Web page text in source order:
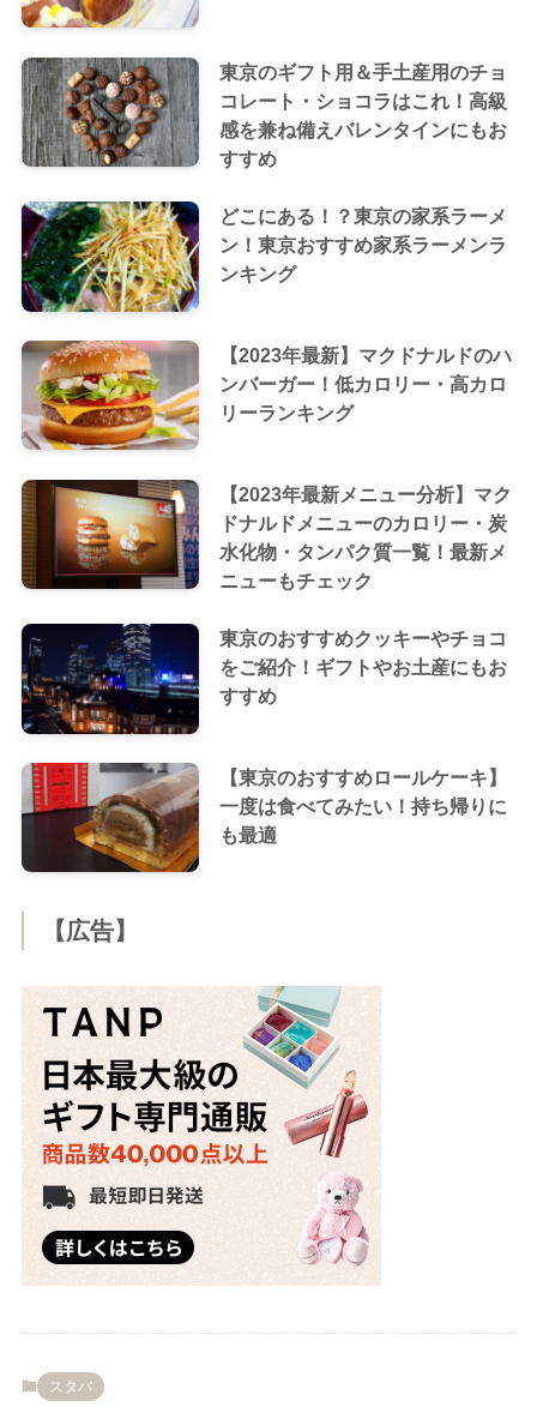
東京のギフト用＆手土産用のチョ
コレート・ショコラはこれ！高級
感を兼ね備えバレンタインにもお
すすめ
どこにある！？東京の家系ラーメ
ン！東京おすすめ家系ラーメンラ
ンキング
【2023年最新】マクドナルドのハ
ンバーガー！低カロリー・高カロ
リーランキング
【2023年最新メニュー分析】マク
ドナルドメニューのカロリー・炭
水化物・タンパク質一覧！最新メ
ニューもチェック
東京のおすすめクッキーやチョコ
をご紹介！ギフトやお土産にもお
すすめ
【東京のおすすめロールケーキ】
一度は食べてみたい！持ち帰りに
も最適
【広告】
スタバ